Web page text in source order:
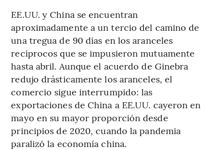
EE.UU. y China se encuentran
aproximadamente a un tercio del camino de
una tregua de 90 días en los aranceles
recíprocos que se impusieron mutuamente
hasta abril. Aunque el acuerdo de Ginebra
redujo drásticamente los aranceles, el
comercio sigue interrumpido: las
exportaciones de China a EE.UU. cayeron en
mayo en su mayor proporción desde
principios de 2020, cuando la pandemia
paralizó la economía china.